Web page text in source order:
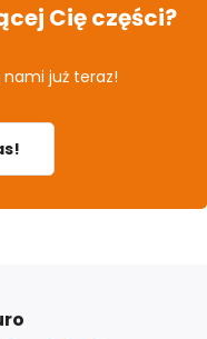
Cię części?
nami już teraz!